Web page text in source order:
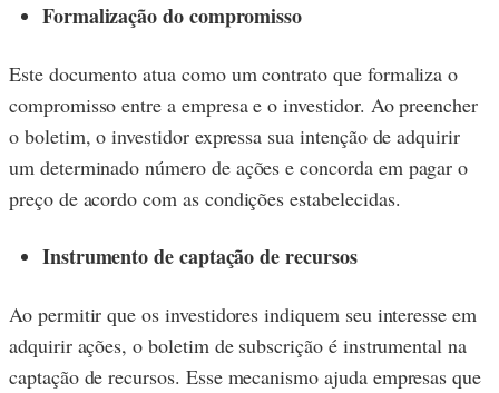
Formalização do compromisso
Este documento atua como um contrato que formaliza o
compromisso entre a empresa e o investidor. Ao preencher
o boletim, o investidor expressa sua intenção de adquirir
um determinado número de ações e concorda em pagar o
preço de acordo com as condições estabelecidas.
Instrumento de captação de recursos
Ao permitir que os investidores indiquem seu interesse em
adquirir ações, o boletim de subscrição é instrumental na
captação de recursos. Esse mecanismo ajuda empresas que